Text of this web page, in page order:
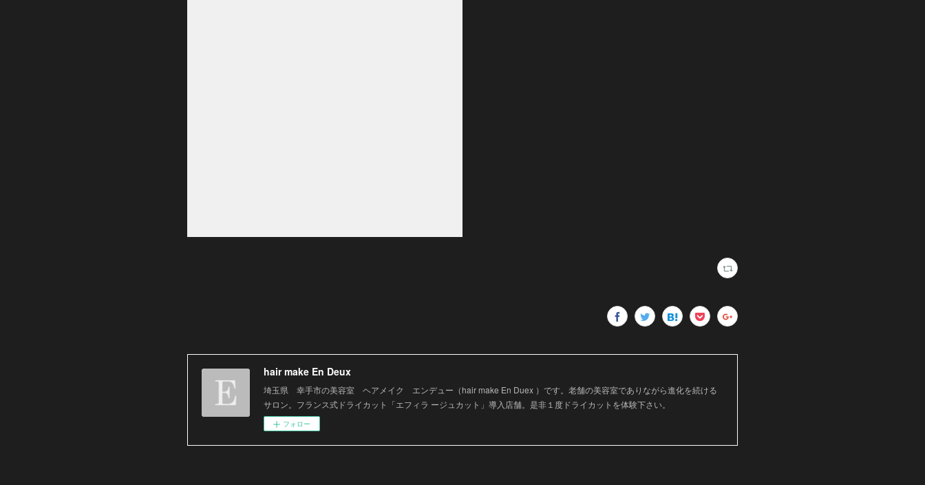
hair make En Deux
埼玉県 幸手市の美容室 ヘアメイク エンデュー（hair make En Duex ）です。老舗の美容室でありながら進化を続ける
サロン。フランス式ドライカット「エフィラ ージュカット」導入店舗。是非１度ドライカットを体験下さい。
フォロー